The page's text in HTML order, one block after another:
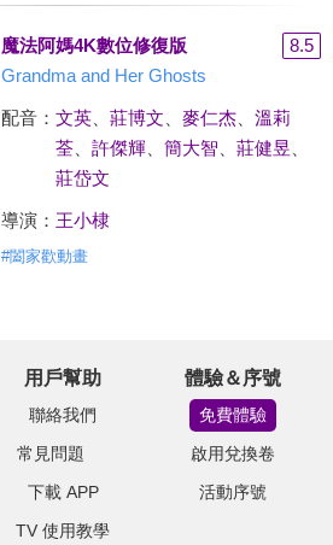
魔法阿媽4K數位修復版
8.5
Grandma and Her Ghosts
配音： 文英、 莊博文 麥仁杰、 溫莉
荃、 許傑輝、 簡大智 莊健昱
莊岱文
導演： 王小棣
#闔家歡動畫
用戶幫助
聯絡我們
常見問題
下載 APP
TV 使用教學
體驗＆序號
免費體驗
啟用兌換卷
活動序號